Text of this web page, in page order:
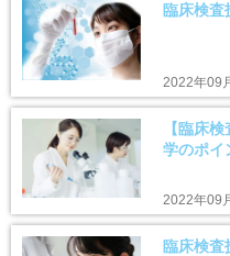
臨床検
2022年09
【臨床
学のポイ
2022年09
臨床検